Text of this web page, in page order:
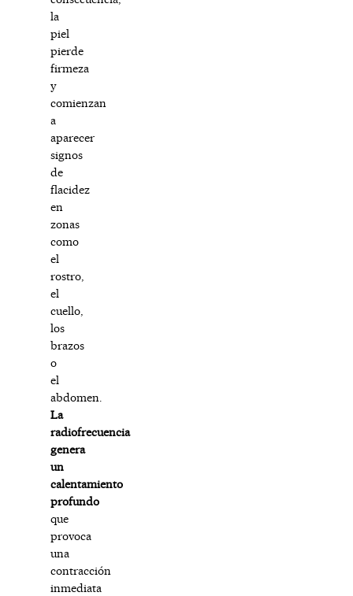
la
piel
pierde
firmeza
y
comienzan
a
aparecer
signos
de
flacidez
en
zonas
como
el
rostro,
el
cuello,
los
brazos
o
el
abdomen.
La
radiofrecuencia
genera
un
calentamiento
profundo
que
provoca
una
contracción
inmediata